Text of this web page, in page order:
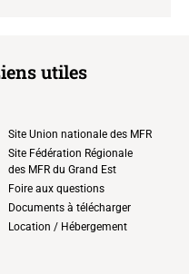
utiles
Site Union nationale des MFR
Site Fédération Régionale
des MFR du Grand Est
Foire aux questions
Documents à télécharger
Location / Hébergement